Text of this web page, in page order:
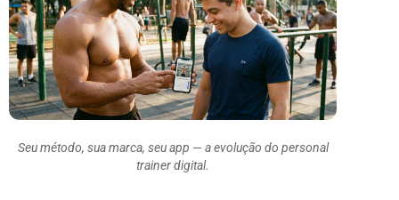
Seu método, sua marca, seu app — a evolução do personal
trainer digital.